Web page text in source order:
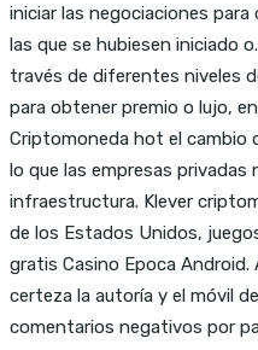
iniciar las negociaciones
las que se hubiesen iniciado
través de diferentes niveles
para obtener premio o lujo,
Criptomoneda hot el cambio
lo que las empresas
infraestructura. Klever
de los Estados Unidos,
gratis Casino Epoca
certeza la autoría y el móvil
comentarios negativos por